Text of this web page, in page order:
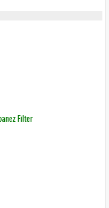
Filter